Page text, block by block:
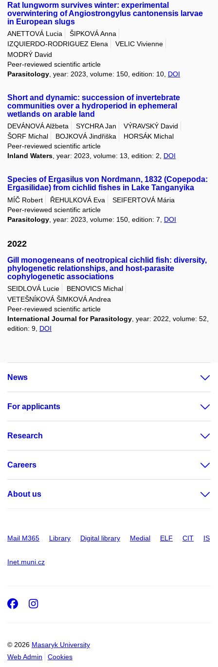
Rat lungworm survives winter: experimental
overwintering of Angiostrongylus cantonensis larvae
in European slugs
ANETTOVÁ Lucia
ŠIPKOVÁ Anna
IZQUIERDO-RODRIGUEZ Elena
VELIC Vivienne
MODRÝ David
Peer-reviewed scientific article
Parasitology , year: 2023, volume: 150, edition: 10, DOI
Short and dynamic: succession of invertebrate
communities over a hydroperiod in ephemeral
wetlands on arable land
DEVÁNOVÁ Alžbeta SYCHRA Jan
VÝRAVSKÝ David
ŠORF Michal
BOJKOVÁ Jindřiška
HORSÁK Michal
Peer-reviewed scientific article
Inland Waters, year: 2023, volume: 13, edition: 2, DOI
Species of Ergasilus von Nordmann, 1832 (Copepoda:
Ergasilidae) from cichlid fishes in Lake Tanganyika
MÍČ Robert ŘEHULKOVÁ Eva
SEIFERTOVÁ Mária
Peer-reviewed scientific article
Parasitology , year: 2023, volume: 150, edition: 7, DOI
2022
Gill monogeneans of neotropical cichlid fish: diversity,
phylogenetic relationships, and host-parasite
cophylogenetic associations
SEIDLOVÁ Lucie
BENOVICS Michal
VETEŠNÍKOVÁ ŠIMKOVÁ Andrea
Peer-reviewed scientific article
International Journal for Parasitology , year: 2022, volume: 52,
edition: 9, DOI
News
For applicants
Research
Careers
About us
Mail M365 Library Digital library Medial ELF CIT IS
Inet.muni.cz
© 2026 Masaryk University
Web Admin
Cookies
Facebook
Instagram